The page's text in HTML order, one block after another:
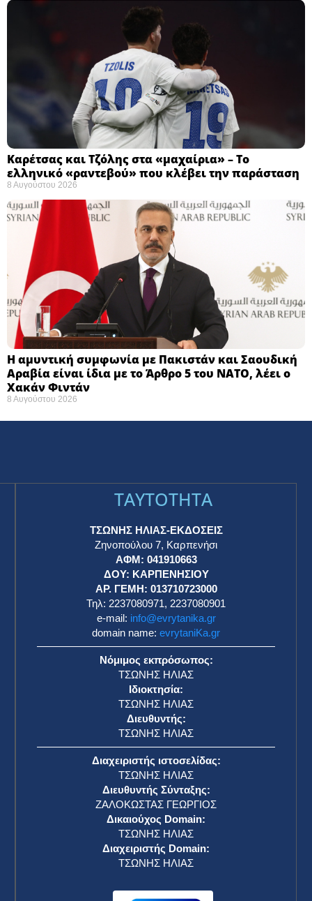
Καρέτσας και Τζόλης στα «μαχαίρια» – Το
ελληνικό «ραντεβού» που κλέβει την παράσταση
8 Αυγούστου 2026
Η αμυντική συμφωνία με Πακιστάν και Σαουδική
Αραβία είναι ίδια με το Άρθρο 5 του ΝΑΤΟ, λέει ο
Χακάν Φιντάν
8 Αυγούστου 2026
TAYTOTHTA
ΤΣΩΝΗΣ ΗΛΙΑΣ-ΕΚΔΟΣΕΙΣ
Ζηνοπούλου 7, Καρπενήσι
ΑΦΜ: 041910663
ΔΟΥ: ΚΑΡΠΕΝΗΣΙΟΥ
ΑΡ. ΓΕΜΗ: 013710723000
Τηλ: 2237080971, 2237080901
e-mail: info@evrytanika.gr
domain name: evrytaniKa.gr
Νόμιμος εκπρόσωπος:
ΤΣΩΝΗΣ ΗΛΙΑΣ
Ιδιοκτησία:
ΤΣΩΝΗΣ ΗΛΙΑΣ
Διευθυντής:
ΤΣΩΝΗΣ ΗΛΙΑΣ
Διαχειριστής ιστοσελίδας:
ΤΣΩΝΗΣ ΗΛΙΑΣ
Διευθυντής Σύνταξης:
ΖΑΛΟΚΩΣΤΑΣ ΓΕΩΡΓΙΟΣ
Δικαιούχος Domain:
ΤΣΩΝΗΣ ΗΛΙΑΣ
Διαχειριστής Domain:
ΤΣΩΝΗΣ ΗΛΙΑΣ